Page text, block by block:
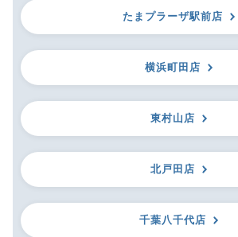
たまプラーザ駅前店
横浜町田店
東村山店
北戸田店
千葉八千代店